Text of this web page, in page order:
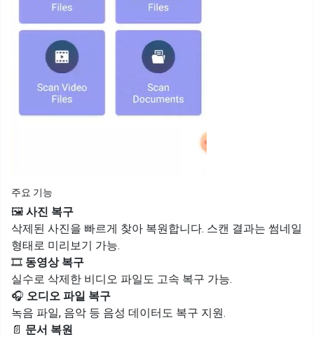
주요 기능
🖼️ 사진 복구
삭제된 사진을 빠르게 찾아 복원합니다. 스캔 결과는 썸네일
형태로 미리보기 가능.
🎞️ 동영상 복구
실수로 삭제한 비디오 파일도 고속 복구 가능.
🎧 오디오 파일 복구
녹음 파일, 음악 등 음성 데이터도 복구 지원.
📄 문서 복원